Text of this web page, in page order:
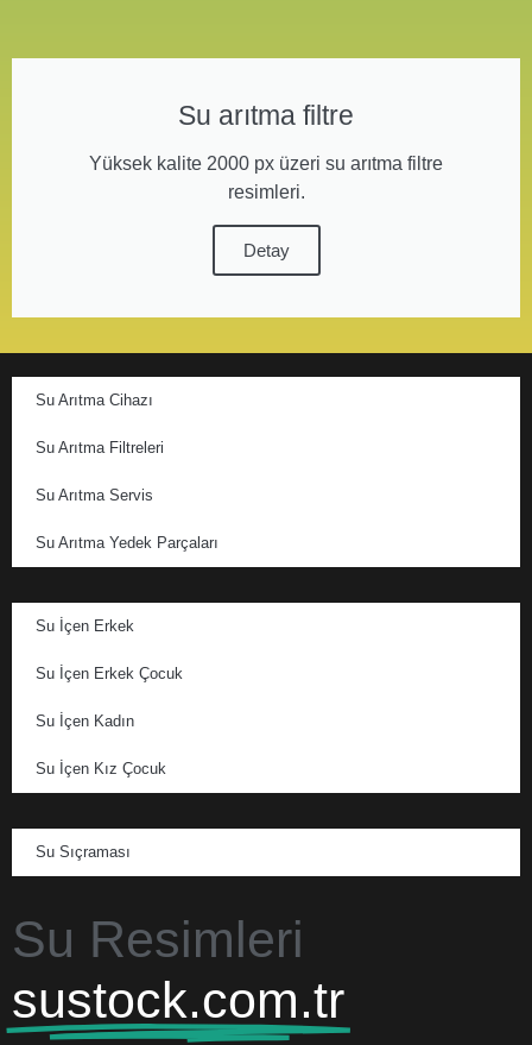
Su arıtma filtre
Yüksek kalite 2000 px üzeri su arıtma filtre
resimleri.
Detay
Su Arıtma Cihazı
Su Arıtma Filtreleri
Su Arıtma Servis
Su Arıtma Yedek Parçaları
Su İçen Erkek
Su İçen Erkek Çocuk
Su İçen Kadın
Su İçen Kız Çocuk
Su Sıçraması
Su Resimleri
sustock.com.tr